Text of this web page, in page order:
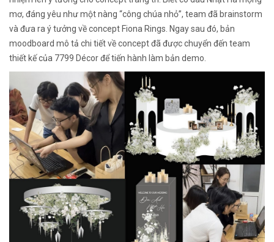
mơ, đáng yêu như một nàng “công chúa nhỏ”, team đã brainstorm
và đưa ra ý tưởng về concept Fiona Rings. Ngay sau đó, bản
moodboard mô tả chi tiết về concept đã được chuyển đến team
thiết kế của 7799 Décor để tiến hành làm bản demo.